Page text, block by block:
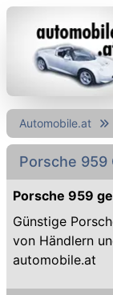
Automobile.at
Porsche 959
Porsche 959
Günstige
von Händlern
automobile.at